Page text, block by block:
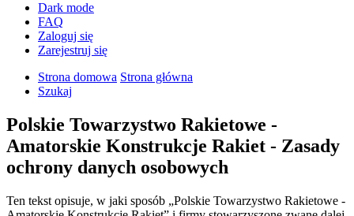
Dark mode
FAQ
Zaloguj się
Zarejestruj się
Strona domowa Strona główna
Szukaj
Polskie Towarzystwo Rakietowe -
Amatorskie Konstrukcje Rakiet - Zasady
ochrony danych osobowych
Ten tekst opisuje, w jaki sposób „Polskie Towarzystwo Rakietowe -